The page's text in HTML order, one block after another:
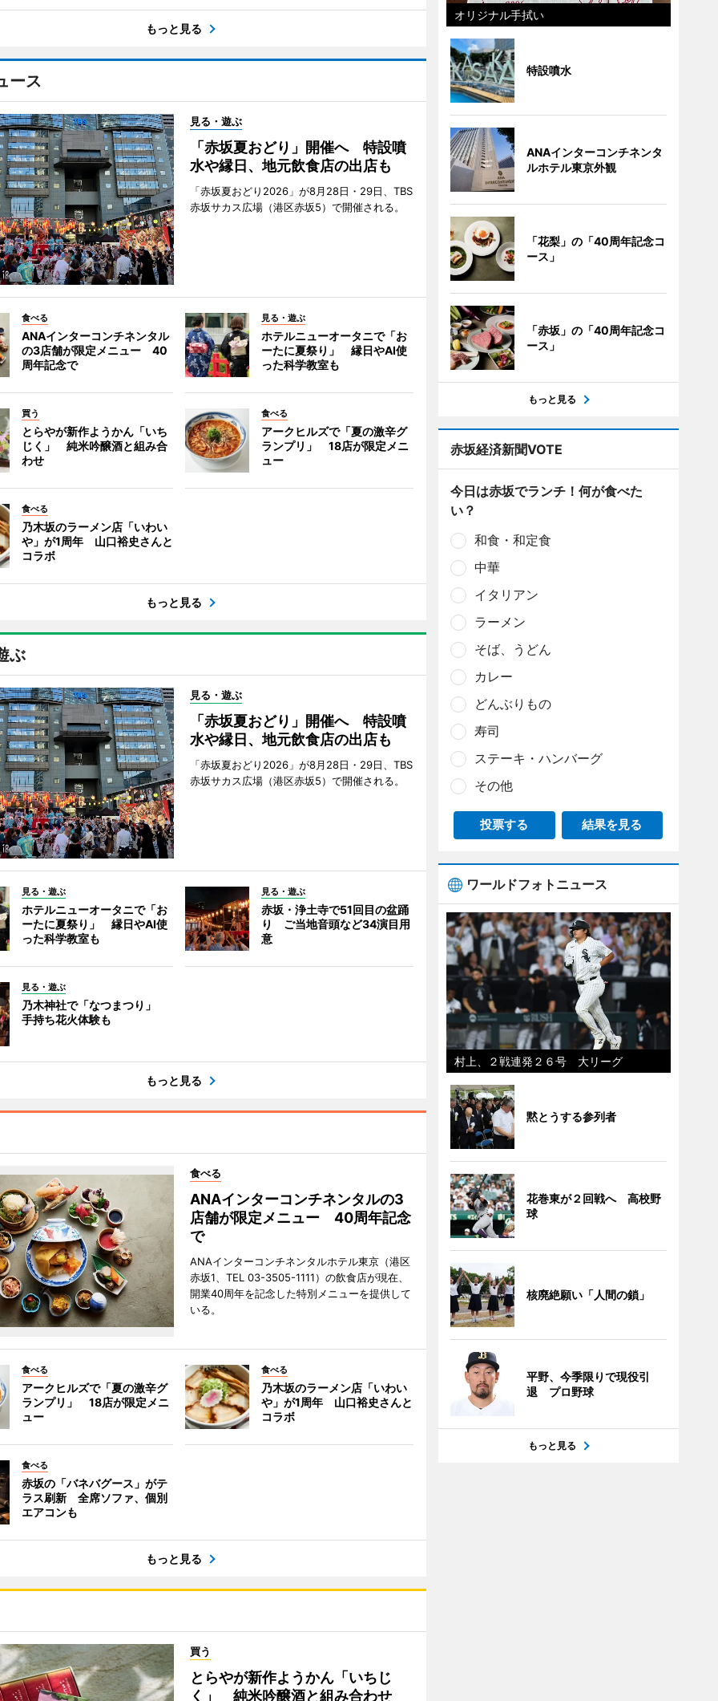
もっと見る
ース
見る・遊ぶ
「赤坂夏おどり」開催へ 特設噴
水や縁日、地元飲食店の出店も
「赤坂夏おどり2026」が8月28日・29日、TBS
赤坂サカス広場（港区赤坂5）で開催される。
食べる
ANAインターコンチネンタル
の3店舗が限定メニュー 40
周年記念で
見る・遊ぶ
ホテルニューオータニで「お
ーたに夏祭り」 縁日やAI使
った科学教室も
買う
とらやが新作ようかん「いち
じく」 純米吟醸酒と組み合
わせ
食べる
アークヒルズで「夏の激辛グ
ランプリ」 18店が限定メニ
ュー
食べる
乃木坂のラーメン店「いわい
や」が1周年 山口裕史さんと
コラボ
もっと見る
ぶ
見る・遊ぶ
「赤坂夏おどり」開催へ 特設噴
水や縁日、地元飲食店の出店も
「赤坂夏おどり2026」が8月28日・29日、TBS
赤坂サカス広場（港区赤坂5）で開催される。
見る・遊ぶ
ホテルニューオータニで「お
ーたに夏祭り」 縁日やAI使
った科学教室も
見る・遊ぶ
赤坂・浄土寺で51回目の盆踊
り ご当地音頭など34演目用
意
見る・遊ぶ
乃木神社で「なつまつり」
手持ち花火体験も
もっと見る
食べる
ANAインターコンチネンタルの3
店舗が限定メニュー 40周年記念
で
ANAインターコンチネンタルホテル東京（港区
赤坂1、TEL 03-3505-1111）の飲食店が現在、
開業40周年を記念した特別メニューを提供して
いる。
食べる
アークヒルズで「夏の激辛グ
ランプリ」 18店が限定メニ
ュー
食べる
乃木坂のラーメン店「いわい
や」が1周年 山口裕史さんと
コラボ
食べる
赤坂の「バネバグース」がテ
ラス刷新 全席ソファ、個別
エアコンも
もっと見る
買う
とらやが新作ようかん「いちじ
く」 純米吟醸酒と組み合わせ
オリジナル手拭い
特設噴水
ANAインターコンチネンタ
ルホテル東京外観
「花梨」の「40周年記念コ
ース」
「赤坂」の「40周年記念コ
ース」
もっと見る
赤坂経済新聞VOTE
今日は赤坂でランチ！何が食べた
い？
和食・和定食
中華
イタリアン
ラーメン
そば、うどん
カレー
どんぶりもの
寿司
ステーキ・ハンバーグ
その他
投票する 結果を見る
ワールドフォトニュース
村上、２戦連発２６号 大リーグ
黙とうする参列者
花巻東が２回戦へ 高校野
球
核廃絶願い「人間の鎖」
平野、今季限りで現役引
退 プロ野球
もっと見る